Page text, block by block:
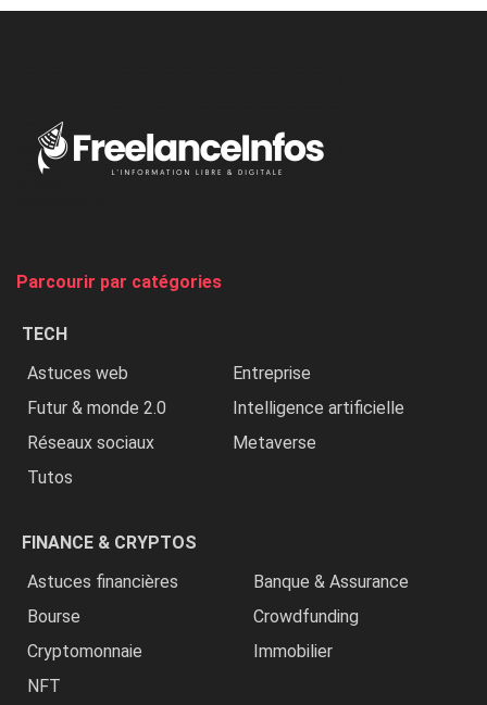
Nigeria,
Parcourir par catégories
TECH
Astuces web
Entreprise
Futur & monde 2.0
Intelligence artificielle
Réseaux sociaux
Metaverse
Tutos
FINANCE & CRYPTOS
Astuces financières
Banque & Assurance
Bourse
Crowdfunding
Cryptomonnaie
Immobilier
NFT